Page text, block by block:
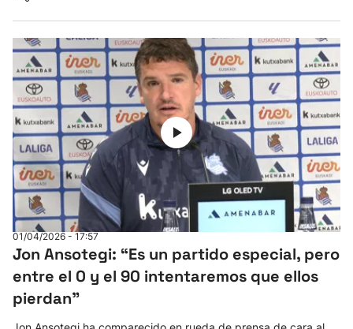
01/04/2026 - 17:57
Jon Ansotegi: “Es un partido especial, pero
entre el 0 y el 90 intentaremos que ellos
pierdan"